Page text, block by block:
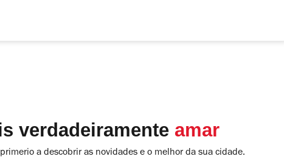
verdadeiramente amar
a descobrir as novidades e o melhor da sua cidade.